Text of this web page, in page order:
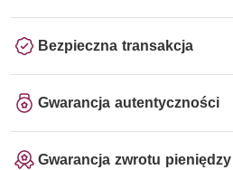
Bezpieczna transakcja
Gwarancja autentyczności
Gwarancja zwrotu pieniędzy